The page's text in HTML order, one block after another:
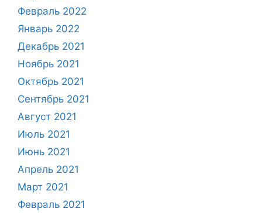
Февраль 2022
Январь 2022
Декабрь 2021
Ноябрь 2021
Октябрь 2021
Сентябрь 2021
Август 2021
Июль 2021
Июнь 2021
Апрель 2021
Март 2021
Февраль 2021